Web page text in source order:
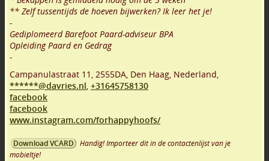
** Zelf tussentijds de hoeven bijwerken? Ik leer het je!
-
Gediplomeerd Barefoot Paard-adviseur BPA
Opleiding Paard en Gedrag
-
Campanulastraat 11 , 2555DA, Den Haag, Nederland,
******@davries.nl, +31645758130
facebook
facebook
www.instagram.com/forhappyhoofs/
Download VCARD
Handig! Importeer dit in de contactenlijst van je
mobieltje!